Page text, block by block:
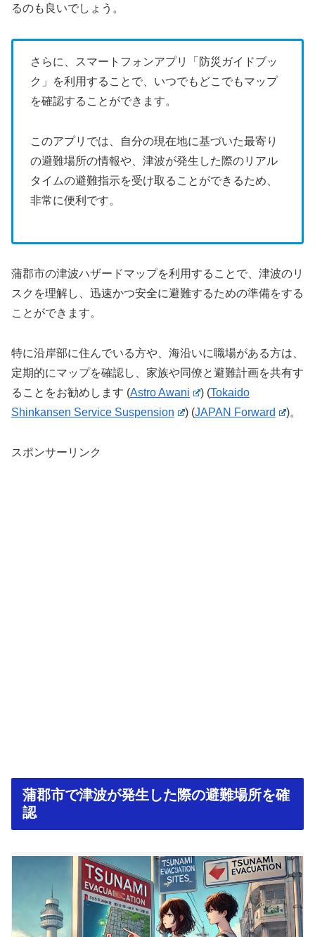
るのも良いでしょう。
さらに、スマートフォンアプリ「防災ガイドブッ
ク」を利用することで、いつでもどこでもマップ
を確認することができます。
このアプリでは、自分の現在地に基づいた最寄り
の避難場所の情報や、津波が発生した際のリアル
タイムの避難指示を受け取ることができるため、
非常に便利です。
蒲郡市の津波ハザードマップを利用することで、津波のリ
スクを理解し、迅速かつ安全に避難するための準備をする
ことができます。
特に沿岸部に住んでいる方や、海沿いに職場がある方は、
定期的にマップを確認し、家族や同僚と避難計画を共有す
ることをお勧めします​ (Astro Awani )(Tokaido
Shinkansen Service Suspension
)(JAPAN Forward )。
スポンサーリンク
蒲郡市で津波が発生した際の避難場所を確
認